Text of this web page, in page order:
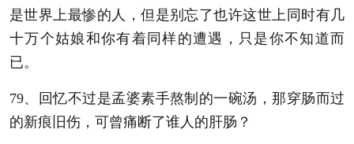
是世界上最惨的人，但是别忘了也许这世上同时有几
十万个姑娘和你有着同样的遭遇，只是你不知道而
已。
79、回忆不过是孟婆素手熬制的一碗汤，那穿肠而过
的新痕旧伤，可曾痛断了谁人的肝肠？